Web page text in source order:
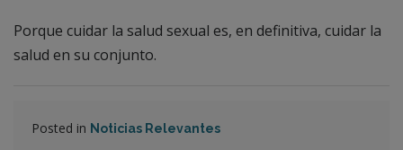
Porque cuidar la salud sexual es, en definitiva, cuidar la
salud en su conjunto.
Posted in Noticias Relevantes